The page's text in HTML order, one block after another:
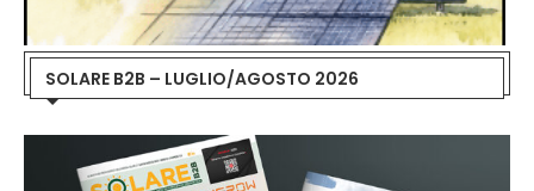
SOLARE B2B – LUGLIO/AGOSTO 2026